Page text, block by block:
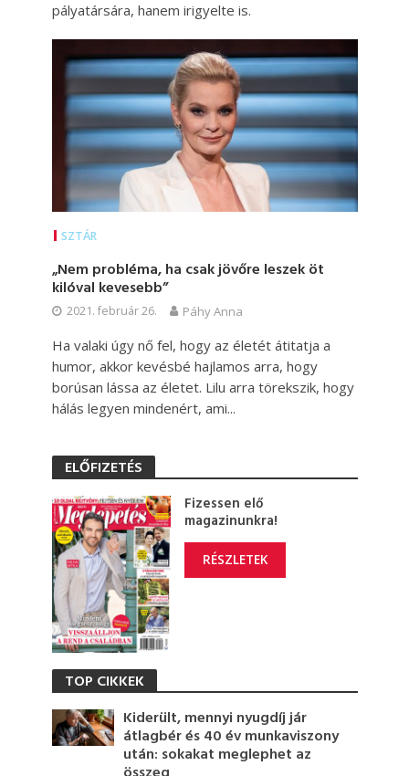
pályatársára, hanem irigyelte is.
SZTÁR
„Nem probléma, ha csak jövőre leszek öt
kilóval kevesebb”
2021. február 26. Páhy Anna
Ha valaki úgy nő fel, hogy az életét átitatja a
humor, akkor kevésbé hajlamos arra, hogy
borúsan lássa az életet. Lilu arra törekszik, hogy
hálás legyen mindenért, ami...
ELŐFIZETÉS
Fizessen elő
magazinunkra!
RÉSZLETEK
TOP CIKKEK
Kiderült, mennyi nyugdíj jár
átlagbér és 40 év munkaviszony
után: sokakat meglephet az